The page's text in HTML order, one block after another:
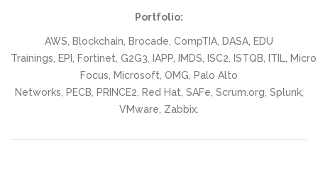
Portfolio:
AWS, Blockchain, Brocade, CompTIA, DASA, EDU
Trainings, EPI, Fortinet, G2G3, IAPP, IMDS, ISC2, ISTQB, ITIL, Micro
Focus, Microsoft, OMG, Palo Alto
Networks, PECB, PRINCE2, Red Hat, SAFe, Scrum.org, Splunk,
VMware, Zabbix.